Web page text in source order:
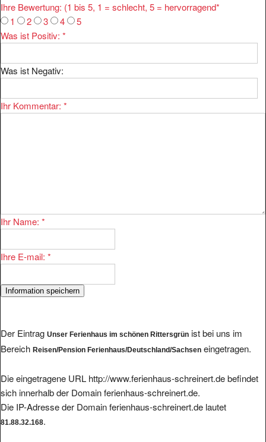
Ihre Bewertung: (1 bis 5, 1 = schlecht, 5 = hervorragend*
1
2 3 4
5
Was ist Positiv: *
Was ist Negativ:
Ihr Kommentar: *
Ihr Name: *
Ihre E-mail: *
Der Eintrag Unser Ferienhaus im schönen Rittersgrün ist bei uns im
Bereich Reisen/Pension Ferienhaus/Deutschland/Sachsen eingetragen.
Die eingetragene URL http://www.ferienhaus-schreinert.de befindet
sich innerhalb der Domain ferienhaus-schreinert.de.
Die IP-Adresse der Domain ferienhaus-schreinert.de lautet
81.88.32.168.